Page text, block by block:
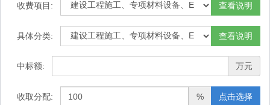
收费项目: 查看说明
具体分类: 查看说明
中标额: 万元
收取分配: % 点击选择